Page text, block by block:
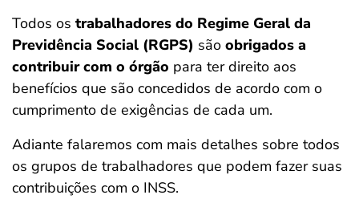
Todos os trabalhadores do Regime Geral da
Previdência Social (RGPS) são obrigados a
contribuir com o órgão para ter direito aos
benefícios que são concedidos de acordo com o
cumprimento de exigências de cada um.
Adiante falaremos com mais detalhes sobre todos
os grupos de trabalhadores que podem fazer suas
contribuições com o INSS.